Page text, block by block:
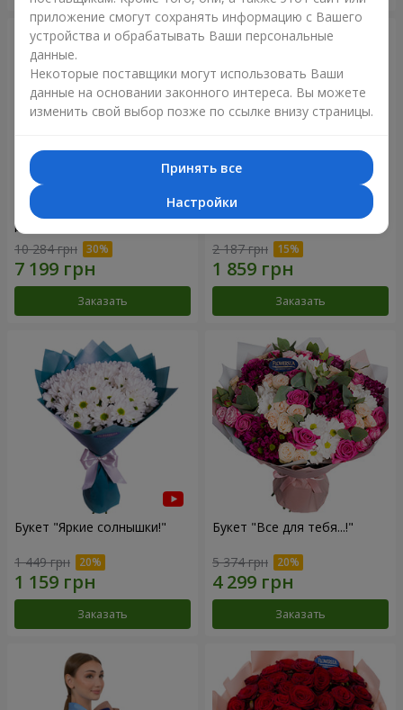
Цветы в коробке "101
розовая роза"
10 284 грн
Заказать
Букет "Цветочное Selfie!"
2 187 грн
Заказать
Букет "Яркие солнышки!"
1 449 грн
Заказать
Букет "Все для тебя...!"
5 374 грн
Заказать
приложение смогут сохранять информацию с Вашего
устройства и обрабатывать Ваши персональные
данные.
Некоторые поставщики могут использовать Ваши
данные на основании законного интереса. Вы можете
изменить свой выбор позже по ссылке внизу страницы.
Принять все
Настройки